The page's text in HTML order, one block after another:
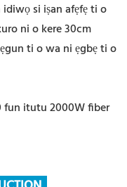
si iṣan afẹfẹ ti o
ni o kere 30cm
ti o wa ni ẹgbẹ ti o